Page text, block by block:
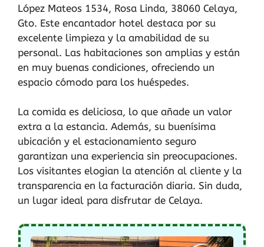
López Mateos 1534, Rosa Linda, 38060 Celaya,
Gto. Este encantador hotel destaca por su
excelente limpieza y la amabilidad de su
personal. Las habitaciones son amplias y están
en muy buenas condiciones, ofreciendo un
espacio cómodo para los huéspedes.
La comida es deliciosa, lo que añade un valor
extra a la estancia. Además, su buenísima
ubicación y el estacionamiento seguro
garantizan una experiencia sin preocupaciones.
Los visitantes elogian la atención al cliente y la
transparencia en la facturación diaria. Sin duda,
un lugar ideal para disfrutar de Celaya.